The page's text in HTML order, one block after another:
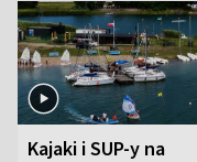
Kajaki i SUP-y na